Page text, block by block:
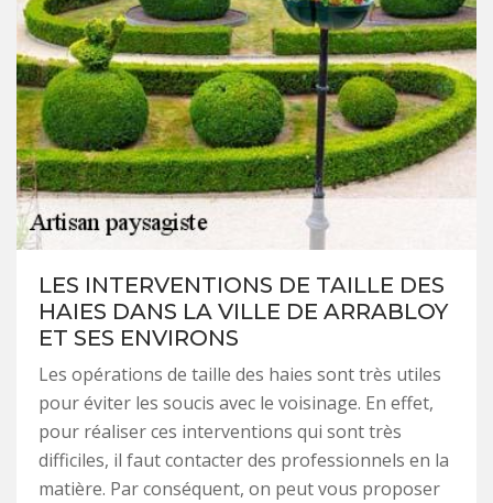
LES INTERVENTIONS DE TAILLE DES
HAIES DANS LA VILLE DE ARRABLOY
ET SES ENVIRONS
Les opérations de taille des haies sont très utiles
pour éviter les soucis avec le voisinage. En effet,
pour réaliser ces interventions qui sont très
difficiles, il faut contacter des professionnels en la
matière. Par conséquent, on peut vous proposer